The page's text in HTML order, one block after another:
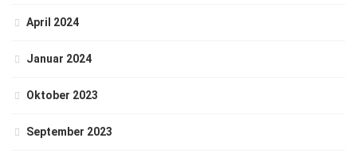
April 2024
Januar 2024
Oktober 2023
September 2023